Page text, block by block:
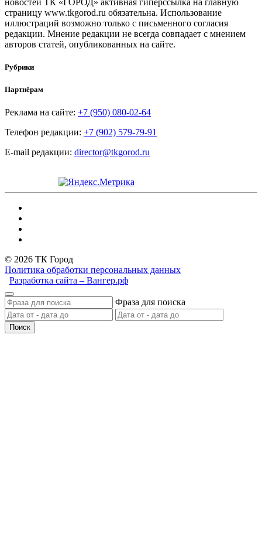
страницу www.tkgorod.ru обязательна. Использование
иллюстраций возможно только с письменного согласия
редакции. Мнение редакции не всегда совпадает с мнением
авторов статей, опубликованных на сайте.
Рубрики
Партнёрам
Реклама на сайте: +7 (950) 080-02-64
Телефон редакции: +7 (902) 579-79-91
E-mail редакции: director@tkgorod.ru
© 2026 ТК Город
Политика обработки персональных данных
Разработка сайта – Вангер.рф
Фраза для поиска
Поиск